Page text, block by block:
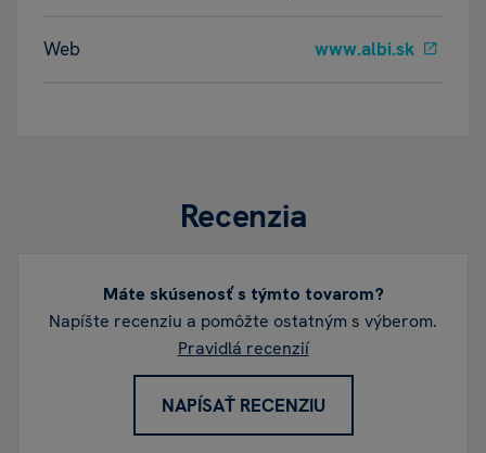
Web www.albi.sk
Recenzia
Máte skúsenosť s týmto tovarom?
Napíšte recenziu a pomôžte ostatným s výberom.
Pravidlá recenzií
NAPÍSAŤ RECENZIU